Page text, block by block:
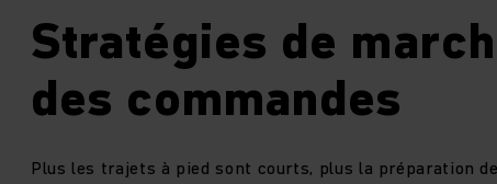
Stratégies de
des commandes
Plus les trajets à pied sont courts, plus la préparation